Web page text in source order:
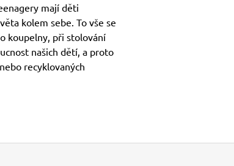
mají děti
kolem sebe. To vše se
koupelny, při stolování
našich dětí, a proto
recyklovaných